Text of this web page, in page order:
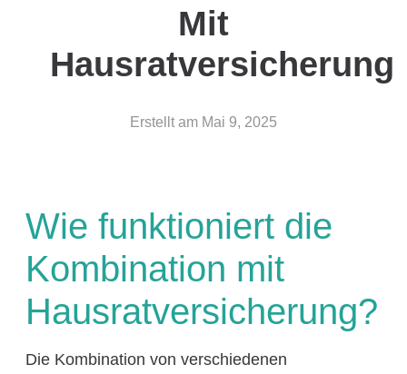
Mit
Hausratversicherung
Erstellt am Mai 9, 2025
Wie funktioniert die
Kombination mit
Hausratversicherung?
Die Kombination von verschiedenen